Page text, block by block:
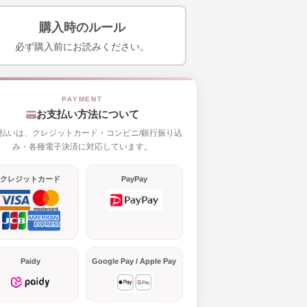
購入時のルール
必ず購入前にお読みください。
お支払い方法について
いは、クレジットカード・コンビニ/銀行振り込
み・各種電子決済に対応しています。
クレジットカード PayPay
Paidy Google Pay / Apple Pay